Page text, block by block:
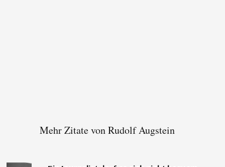
Mehr Zitate von Rudolf Augstein